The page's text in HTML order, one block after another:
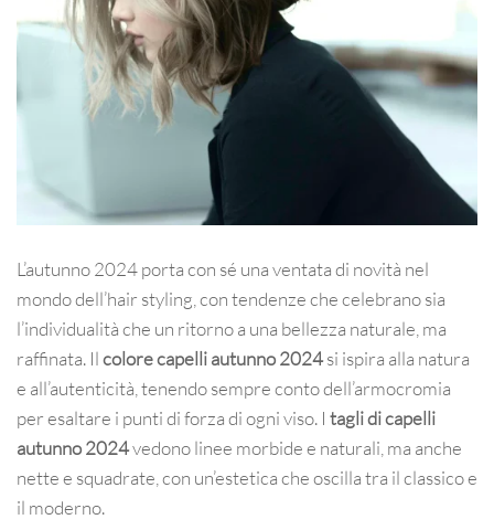
L’autunno 2024 porta con sé una ventata di novità nel
mondo dell’hair styling, con tendenze che celebrano sia
l’individualità che un ritorno a una bellezza naturale, ma
raffinata. Ilcolore capelli autunno 2024si ispira alla natura
e all’autenticità, tenendo sempre conto dell’armocromia
per esaltare i punti di forza di ogni viso. I tagli di capelli
autunno 2024vedono linee morbide e naturali, ma anche
nette e squadrate, con un’estetica che oscilla tra il classico e
il moderno.